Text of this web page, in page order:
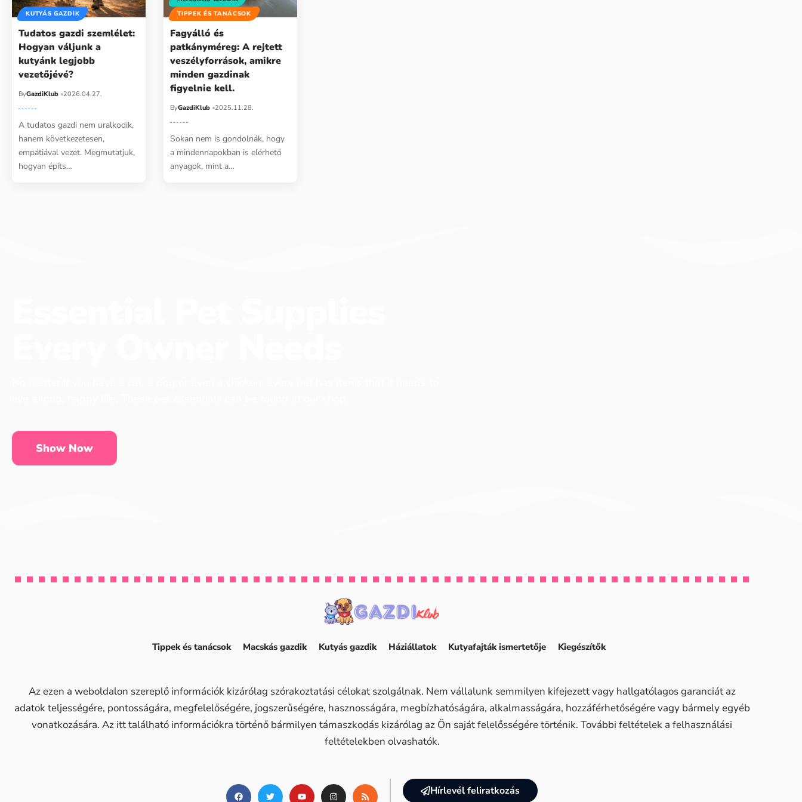
KUTYÁS GAZDIK
Tudatos gazdi szemlélet:
Hogyan váljunk a
kutyánk legjobb
vezetőjévé?
ByGazdiKlub 2026.04.27.
A tudatos gazdi nem uralkodik,
hanem következetesen,
empátiával vezet. Megmutatjuk,
hogyan építs…
TIPPEK ÉS TANÁCSOK
Fagyálló és
patkányméreg: A rejtett
veszélyforrások, amikre
minden gazdinak
figyelnie kell.
ByGazdiKlub 2025.11.28.
Sokan nem is gondolnák, hogy
a mindennapokban is elérhető
anyagok, mint a…
Show Now
Tippek és tanácsok Macskás gazdik Kutyás gazdik Háziállatok Kutyafajták ismertetője Kiegészítők
Az ezen a weboldalon szereplő információk kizárólag szórakoztatási célokat szolgálnak. Nem vállalunk semmilyen kifejezett vagy hallgatólagos garanciát az
adatok teljességére, pontosságára, megfelelőségére, jogszerűségére, hasznosságára, megbízhatóságára, alkalmasságára, hozzáférhetőségére vagy bármely egyéb
vonatkozására. Az itt található információkra történő bármilyen támaszkodás kizárólag az Ön saját felelősségére történik. További feltételek a felhasználási
feltételekben olvashatók.
Hírlevél feliratkozás